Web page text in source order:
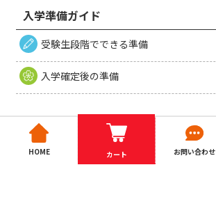
入学準備ガイド
受験生段階でできる準備
入学確定後の準備
HOME カート お問い合わせ